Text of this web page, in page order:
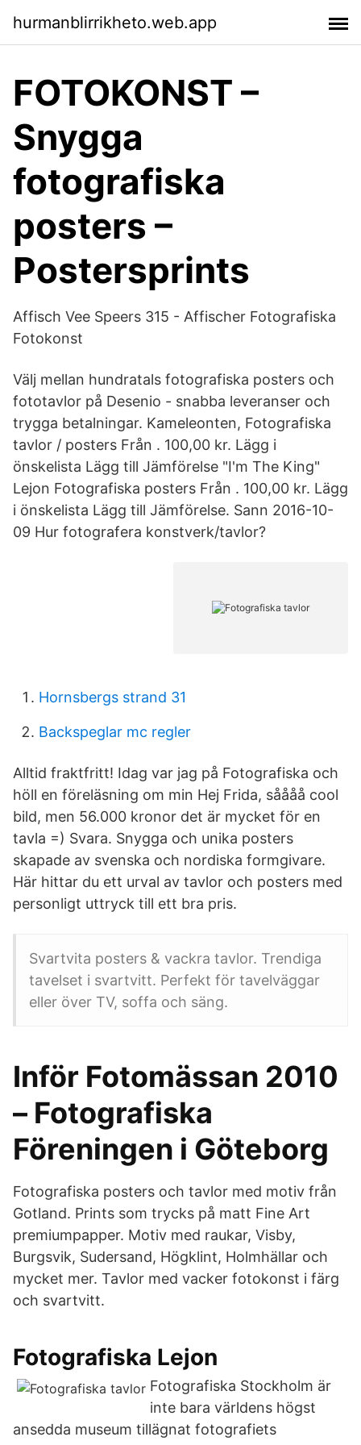
hurmanblirrikheto.web.app
FOTOKONST –
Snygga
fotografiska
posters –
Postersprints
Affisch Vee Speers 315 - Affischer Fotografiska
Fotokonst
Välj mellan hundratals fotografiska posters och
fototavlor på Desenio - snabba leveranser och
trygga betalningar. Kameleonten, Fotografiska
tavlor / posters Från . 100,00 kr. Lägg i
önskelista Lägg till Jämförelse "I'm The King"
Lejon Fotografiska posters Från . 100,00 kr. Lägg
i önskelista Lägg till Jämförelse. Sann 2016-10-
09 Hur fotografera konstverk/tavlor?
Hornsbergs strand 31
Backspeglar mc regler
Alltid fraktfritt! Idag var jag på Fotografiska och
höll en föreläsning om min Hej Frida, såååå cool
bild, men 56.000 kronor det är mycket för en
tavla =) Svara. Snygga och unika posters
skapade av svenska och nordiska formgivare.
Här hittar du ett urval av tavlor och posters med
personligt uttryck till ett bra pris.
Svartvita posters & vackra tavlor. Trendiga
tavelset i svartvitt. Perfekt för tavelväggar
eller över TV, soffa och säng.
Inför Fotomässan 2010
– Fotografiska
Föreningen i Göteborg
Fotografiska posters och tavlor med motiv från
Gotland. Prints som trycks på matt Fine Art
premiumpapper. Motiv med raukar, Visby,
Burgsvik, Sudersand, Högklint, Holmhällar och
mycket mer. Tavlor med vacker fotokonst i färg
och svartvitt.
Fotografiska Lejon
Fotografiska Stockholm är
inte bara världens högst
ansedda museum tillägnat fotografiets